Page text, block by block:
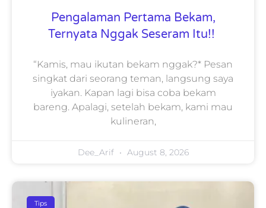
Pengalaman Pertama Bekam,
Ternyata Nggak Seseram Itu!!
“Kamis, mau ikutan bekam nggak?* Pesan
singkat dari seorang teman, langsung saya
iyakan. Kapan lagi bisa coba bekam
bareng. Apalagi, setelah bekam, kami mau
kulineran,
Dee_Arif August 8, 2026
Tips